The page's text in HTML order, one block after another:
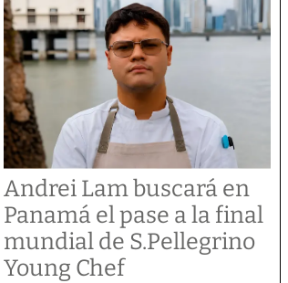
Andrei Lam buscará en
Panamá el pase a la final
mundial de S.Pellegrino
Young Chef